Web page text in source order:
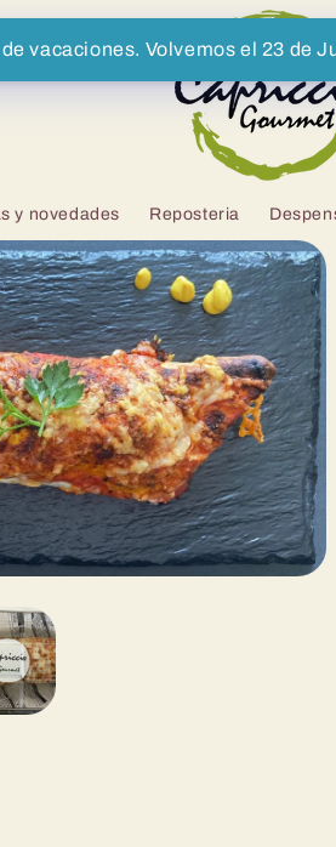
vacaciones. Volvemos el 23 de
y novedades Reposteria